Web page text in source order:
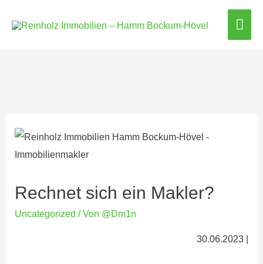
Rechnet sich ein Makler?
Uncategorized / Von @Dm1n
30.06.2023 |